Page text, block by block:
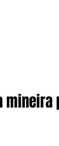
mineira